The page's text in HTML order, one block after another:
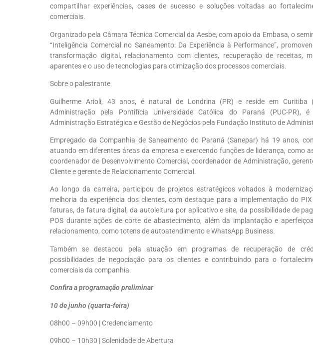
compartilhar experiências, cases de sucesso e soluções voltadas ao
comerciais.
Organizado pela Câmara Técnica Comercial da Aesbe, com apoio da Embasa, o
“Inteligência Comercial no Saneamento: Da Experiência à Performance”,
transformação digital, relacionamento com clientes, recuperação de receitas,
aparentes e o uso de tecnologias para otimização dos processos comerciais.
Sobre o palestrante
Guilherme Arioli, 43 anos, é natural de Londrina (PR) e reside em Curitiba
Administração pela Pontifícia Universidade Católica do Paraná (PUC-PR),
Administração Estratégica e Gestão de Negócios pela Fundação Instituto de
Empregado da Companhia de Saneamento do Paraná (Sanepar) há 19 anos,
atuando em diferentes áreas da empresa e exercendo funções de liderança, como
coordenador de Desenvolvimento Comercial, coordenador de Administração,
Cliente e gerente de Relacionamento Comercial.
Ao longo da carreira, participou de projetos estratégicos voltados à
melhoria da experiência dos clientes, com destaque para a implementação do
faturas, da fatura digital, da autoleitura por aplicativo e site, da possibilidade de
POS durante ações de corte de abastecimento, além da implantação e
relacionamento, como totens de autoatendimento e WhatsApp Business.
Também se destacou pela atuação em programas de recuperação de
possibilidades de negociação para os clientes e contribuindo para o
comerciais da companhia.
Confira a programação preliminar
10 de junho (quarta-feira)
08h00 – 09h00 | Credenciamento
09h00 – 10h30 | Solenidade de Abertura